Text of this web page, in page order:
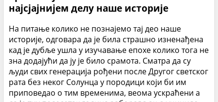
најсјајнијем делу наше историје
На питање колико не познајемо тај део наше
историје, одговара да је била страшно изненађена
кад је дубље ушла у изучавање епохе колико тога не
зна додајући да ју је било срамота. Сматра да су
људи свих генерација рођени после Другог светског
рата без неког Солунца у породици који би им
приповедао о тим временима, веома ускраћени а